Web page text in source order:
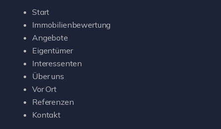
Start
Immobilienbewertung
Angebote
Eigentümer
Interessenten
Über uns
Vor Ort
Referenzen
Kontakt